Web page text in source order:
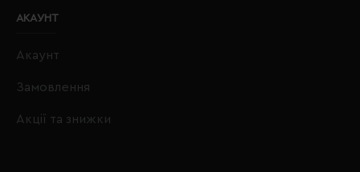
АКАУНТ
Акаунт
Замовлення
Акції та знижки